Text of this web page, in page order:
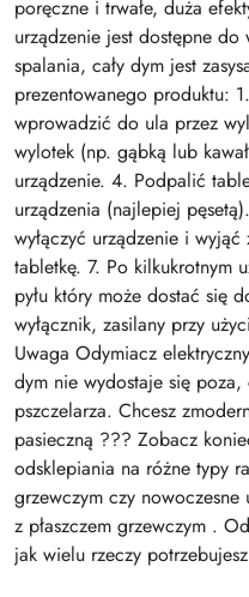
poręczne i trwałe, duża
urządzenie jest dostępne
spalania, cały dym jest
prezentowanego produktu:
wprowadzić do ula przez
wylotek (np. gąbką lub
urządzenie. 4. Podpalić
urządzenia (najlepiej
wyłączyć urządzenie i
tabletkę. 7. Po kilkukrotnym
pyłu który może dostać się
wyłącznik, zasilany przy
Uwaga Odymiacz
dym nie wydostaje się
pszczelarza. Chcesz
pasieczną ??? Zobacz
odsklepiania na różne typy
grzewczym czy
z płaszczem grzewczym .
jak wielu rzeczy